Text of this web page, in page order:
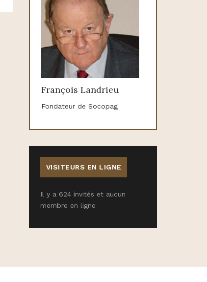
François Landrieu
Fondateur de Socopag
VISITEURS EN LIGNE
Il y a 624 invités et aucun
membre en ligne